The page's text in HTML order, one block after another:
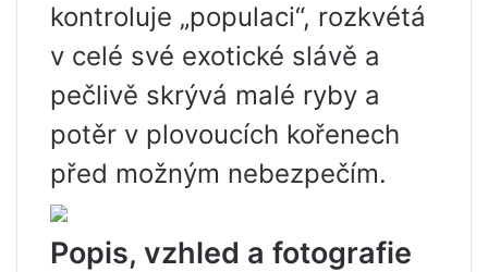
kontroluje „populaci“, rozkvétá
v celé své exotické slávě a
pečlivě skrývá malé ryby a
potěr v plovoucích kořenech
před možným nebezpečím.
Popis, vzhled a fotografie